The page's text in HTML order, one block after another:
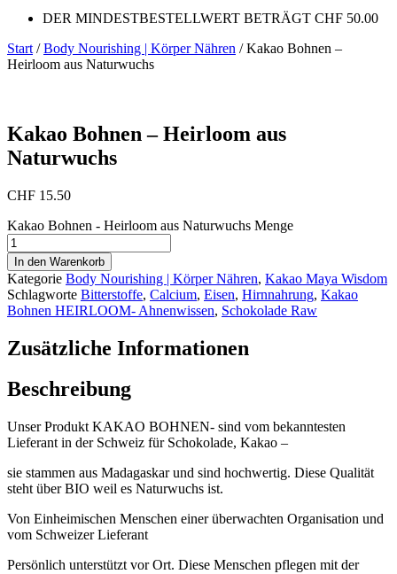
DER MINDESTBESTELLWERT BETRÄGT CHF 50.00
Start /Body Nourishing | Körper Nähren / Kakao Bohnen –
Heirloom aus Naturwuchs
Kakao Bohnen – Heirloom aus
Naturwuchs
CHF 15.50
Kakao Bohnen - Heirloom aus Naturwuchs Menge
In den Warenkorb
Kategorie Body Nourishing | Körper Nähren, Kakao Maya Wisdom
Schlagworte Bitterstoffe, Calcium, Eisen, Hirnnahrung, Kakao
Bohnen HEIRLOOM- Ahnenwissen, Schokolade Raw
Zusätzliche Informationen
Beschreibung
Unser Produkt KAKAO BOHNEN- sind vom bekanntesten
Lieferant in der Schweiz für Schokolade, Kakao –
sie stammen aus Madagaskar und sind hochwertig. Diese Qualität
steht über BIO weil es Naturwuchs ist.
Von Einheimischen Menschen einer überwachten Organisation und
vom Schweizer Lieferant
Persönlich unterstützt vor Ort. Diese Menschen pflegen mit der